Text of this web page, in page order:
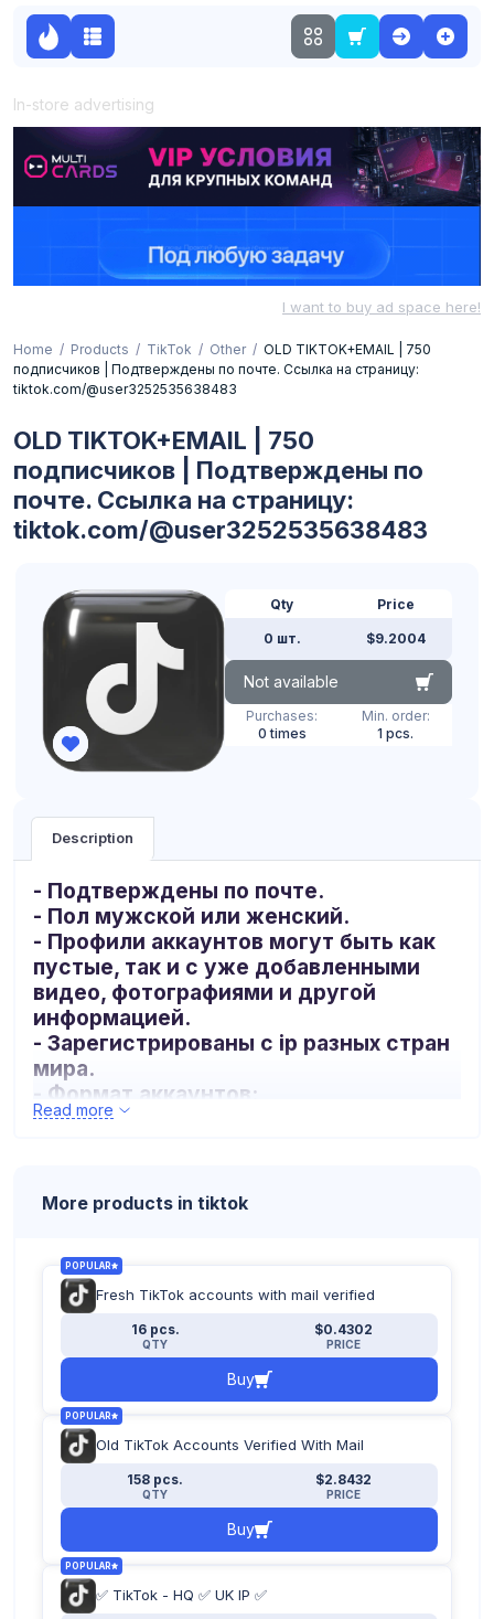
In-store advertising
I want to buy ad space here!
Home Products TikTok Other
OLD TIKTOK+EMAIL | 750
подписчиков | Подтверждены по почте. Ссылка на страницу:
tiktok.com/@user3252535638483
OLD TIKTOK+EMAIL | 750
подписчиков | Подтверждены по
почте. Ссылка на страницу:
tiktok.com/@user3252535638483
Qty
0 шт.
Price
$9.2004
Not available
Purchases:
0 times
Min. order:
1 pcs.
Description
- Подтверждены по почте.
- Пол мужской или женский.
- Профили аккаунтов могут быть как
пустые, так и с уже добавленными
видео, фотографиями и другой
информацией.
- Зарегистрированы с ip разных стран
мира.
- Формат аккаунтов:
логин:пароль:почта:пароль_почты:доп
Read more
More products in tiktok
POPULAR
Fresh TikTok accounts with mail verified
16 pcs.
QTY
$0.4302
PRICE
Buy
POPULAR
Old TikTok Accounts Verified With Mail
158 pcs.
QTY
$2.8432
PRICE
Buy
POPULAR
✅ TikTok - HQ ✅ UK IP ✅